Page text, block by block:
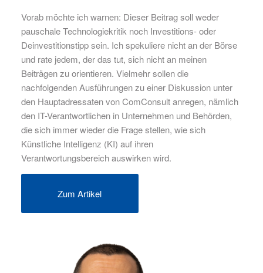
Vorab möchte ich warnen: Dieser Beitrag soll weder
pauschale Technologiekritik noch Investitions- oder
Deinvestitionstipp sein. Ich spekuliere nicht an der Börse
und rate jedem, der das tut, sich nicht an meinen
Beiträgen zu orientieren. Vielmehr sollen die
nachfolgenden Ausführungen zu einer Diskussion unter
den Hauptadressaten von ComConsult anregen, nämlich
den IT-Verantwortlichen in Unternehmen und Behörden,
die sich immer wieder die Frage stellen, wie sich
Künstliche Intelligenz (KI) auf ihren
Verantwortungsbereich auswirken wird.
Zum Artikel